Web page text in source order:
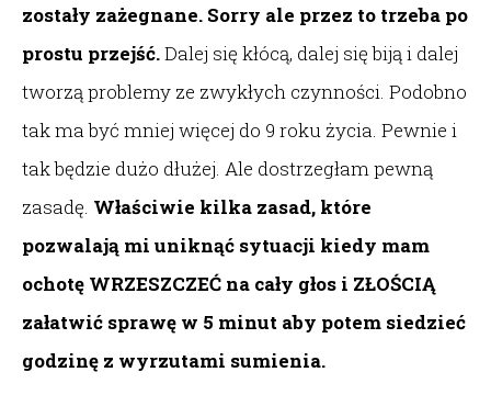
zostały zażegnane. Sorry ale przez to trzeba po
prostu przejść.Dalej się kłócą, dalej się biją i dalej
tworzą problemy ze zwykłych czynności. Podobno
tak ma być mniej więcej do 9 roku życia. Pewnie i
tak będzie dużo dłużej. Ale dostrzegłam pewną
zasadę. Właściwie kilka zasad, które
pozwalają mi uniknąć sytuacji kiedy mam
ochotę WRZESZCZEĆ na cały głos i ZŁOŚCIĄ
załatwić sprawę w 5 minut aby potem siedzieć
godzinę z wyrzutami sumienia.